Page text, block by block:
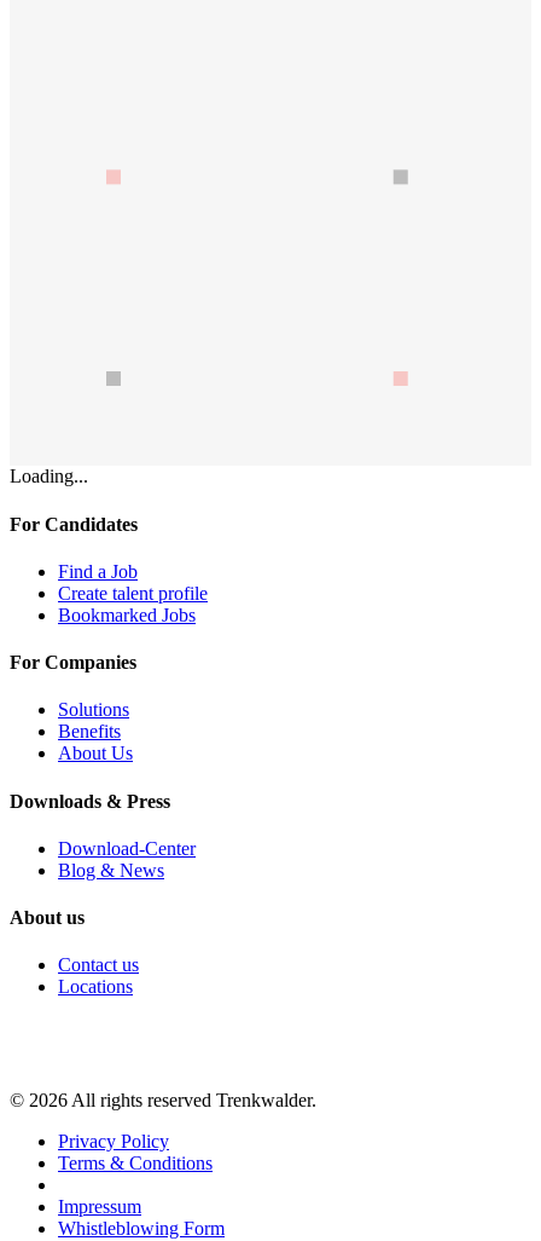
Loading...
For Candidates
Find a Job
Create talent profile
Bookmarked Jobs
For Companies
Solutions
Benefits
About Us
Downloads & Press
Download-Center
Blog & News
About us
Contact us
Locations
© 2026 All rights reserved Trenkwalder.
Privacy Policy
Terms & Conditions
Impressum
Whistleblowing Form